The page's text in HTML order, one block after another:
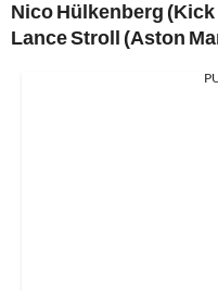
Nico Hülkenberg
Lance Stroll (Aston